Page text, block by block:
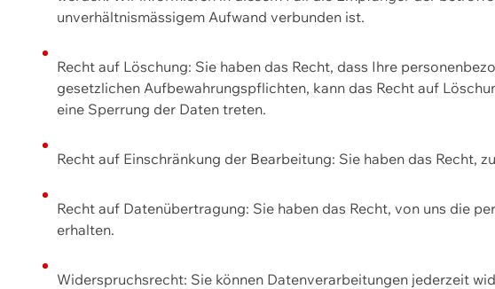
unverhältnismässigem Aufwand verbunden ist.
Recht auf Löschung: Sie haben das Recht, dass Ihre
gesetzlichen Aufbewahrungspflichten, kann das Recht auf
eine Sperrung der Daten treten.
Recht auf Einschränkung der Bearbeitung: Sie haben das Recht,
Recht auf Datenübertragung: Sie haben das Recht, von uns die
erhalten.
Widerspruchsrecht: Sie können Datenverarbeitungen jederzeit